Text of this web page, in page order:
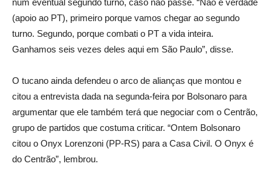
num eventual segundo turno, caso não passe. “Não é verdade
(apoio ao PT), primeiro porque vamos chegar ao segundo
turno. Segundo, porque combati o PT a vida inteira.
Ganhamos seis vezes deles aqui em São Paulo”, disse.
O tucano ainda defendeu o arco de alianças que montou e
citou a entrevista dada na segunda-feira por Bolsonaro para
argumentar que ele também terá que negociar com o Centrão,
grupo de partidos que costuma criticar. “Ontem Bolsonaro
citou o Onyx Lorenzoni (PP-RS) para a Casa Civil. O Onyx é
do Centrão”, lembrou.